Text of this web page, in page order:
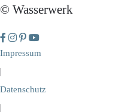
© Wasserwerk
Impressum
|
Datenschutz
|